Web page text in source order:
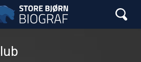
Bjørn Biograf